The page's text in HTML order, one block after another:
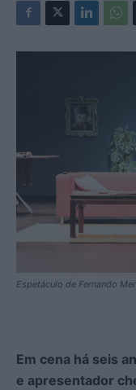
Espetáculo de Fernando
Em cena há seis
e apresentador